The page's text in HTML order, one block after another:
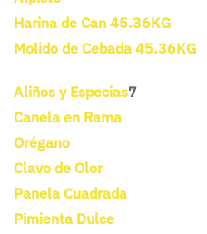
Harina de Can 45.36KG
Molido de Cebada 45.36KG
Aliños y Especias7
Canela en Rama
Orégano
Clavo de Olor
Panela Cuadrada
Pimienta Dulce